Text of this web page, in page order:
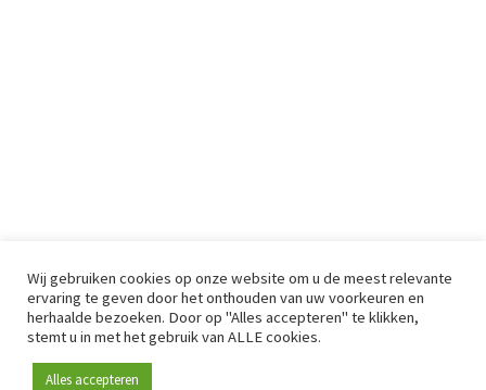
Wij gebruiken cookies op onze website om u de meest relevante
ervaring te geven door het onthouden van uw voorkeuren en
herhaalde bezoeken. Door op "Alles accepteren" te klikken,
stemt u in met het gebruik van ALLE cookies.
Alles accepteren